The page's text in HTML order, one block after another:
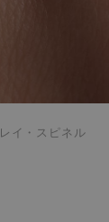
イ・スピネル